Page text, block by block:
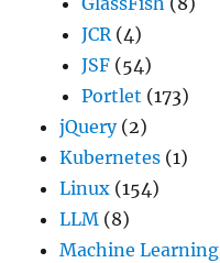
JCR(4)
JSF (54)
Portlet (173)
jQuery(2)
Kubernetes (1)
Linux (154)
LLM (8)
Machine Learning